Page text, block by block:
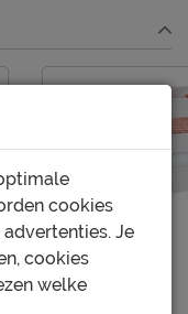
met een vochtig
cookies
Je
cookies
welke